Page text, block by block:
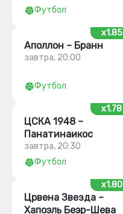
Футбол
x1.85
Аполлон – Бранн
завтра, 20:00
Футбол
x1.78
ЦСКА 1948 –
Панатинаикос
завтра, 20:30
Футбол
x1.80
Црвена Звезда –
Хапоэль Беэр-Шева